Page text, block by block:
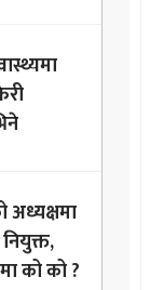
अध्यक्षमा
को को ?